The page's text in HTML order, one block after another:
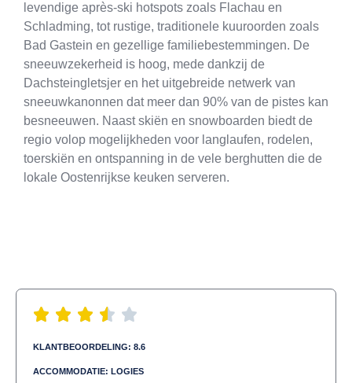
levendige après-ski hotspots zoals Flachau en
Schladming, tot rustige, traditionele kuuroorden zoals
Bad Gastein en gezellige familiebestemmingen. De
sneeuwzekerheid is hoog, mede dankzij de
Dachsteingletsjer en het uitgebreide netwerk van
sneeuwkanonnen dat meer dan 90% van de pistes kan
besneeuwen. Naast skiën en snowboarden biedt de
regio volop mogelijkheden voor langlaufen, rodelen,
toerskiën en ontspanning in de vele berghutten die de
lokale Oostenrijkse keuken serveren.
KLANTBEOORDELING: 8.6
ACCOMMODATIE: LOGIES